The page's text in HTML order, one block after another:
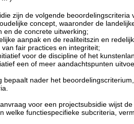
zijn de volgende beoordelingscriteria
concept, waaronder de
en de concrete uitwerking;
aanpak en de realiteitszin en
fair practices en integriteit;
voor de discipline of het
een of meer aandachtspunten
bepaalt nader het
voor een projectsubsidie wijst
welke functiespecifieke subcriteria,